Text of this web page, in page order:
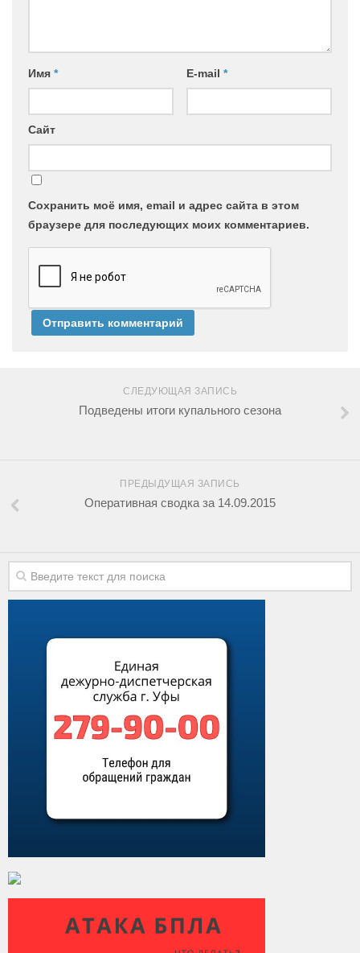
Имя * E-mail *
Сайт
Сохранить моё имя, email и адрес сайта в этом
браузере для последующих моих комментариев.
СЛЕДУЮЩАЯ ЗАПИСЬ
Подведены итоги купального сезона
ПРЕДЫДУЩАЯ ЗАПИСЬ
Оперативная сводка за 14.09.2015